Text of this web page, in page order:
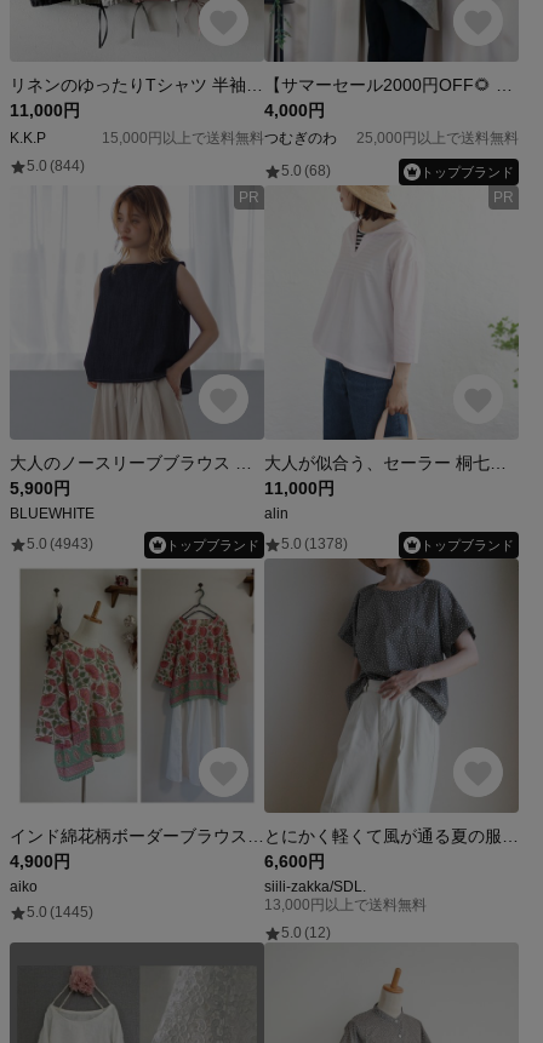
11,000円
K.K.P
15,000円以上で送料無料
5.0 (844)
4,000円
つむぎのわ
25,000円以上で送料無料
5.0 (68) トップブランド
PR
5,900円
BLUEWHITE
5.0 (4943) トップブランド
PR
11,000円
alin
5.0 (1378) トップブランド
4,900円
aiko
5.0 (1445)
6,600円
siili-zakka/SDL.
13,000円以上で送料無料
5.0 (12)